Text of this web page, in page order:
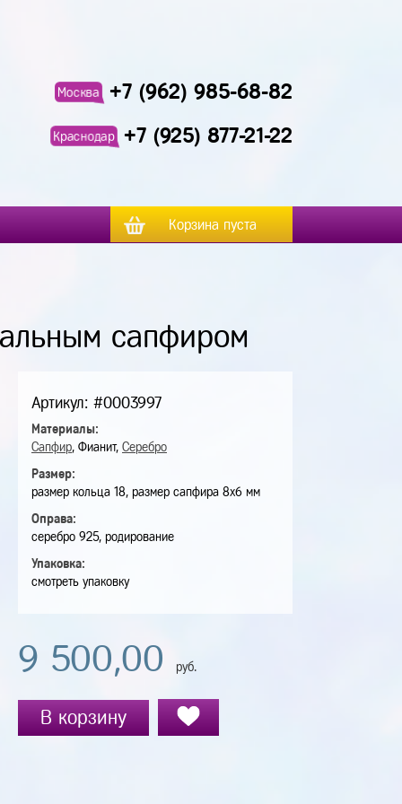
Москва +7 (962) 985-68-82
Краснодар +7 (925) 877-21-22
Корзина пуста
сапфиром
Артикул: #0003997
Материалы:
Сапфир, Фианит, Серебро
Размер:
размер кольца 18, размер сапфира 8х6 мм
Оправа:
серебро 925, родирование
Упаковка:
смотреть упаковку
9 500,00 руб.
В корзину